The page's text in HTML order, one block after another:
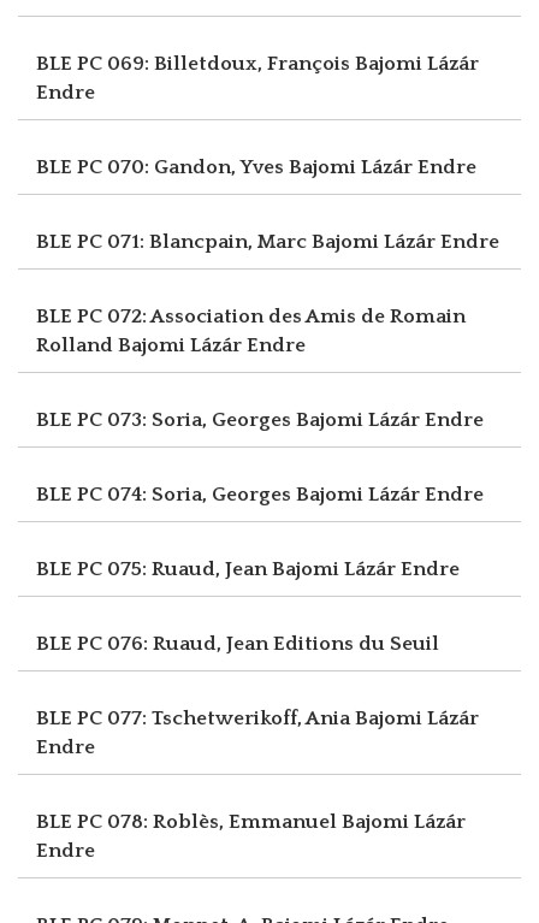
BLE PC 069: Billetdoux, François Bajomi Lázár
Endre
BLE PC 070: Gandon, Yves Bajomi Lázár Endre
BLE PC 071: Blancpain, Marc Bajomi Lázár Endre
BLE PC 072: Association des Amis de Romain
Rolland Bajomi Lázár Endre
BLE PC 073: Soria, Georges Bajomi Lázár Endre
BLE PC 074: Soria, Georges Bajomi Lázár Endre
BLE PC 075: Ruaud, JeanBajomi Lázár Endre
BLE PC 076: Ruaud, JeanEditions du Seuil
BLE PC 077: Tschetwerikoff, AniaBajomi Lázár
Endre
BLE PC 078: Roblès, Emmanuel Bajomi Lázár
Endre